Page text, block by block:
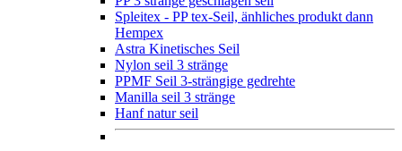
Spleitex - PP tex-Seil, änhliches produkt dann
Hempex
Astra Kinetisches Seil
Nylon seil 3 stränge
PPMF Seil 3-strängige gedrehte
Manilla seil 3 stränge
Hanf natur seil